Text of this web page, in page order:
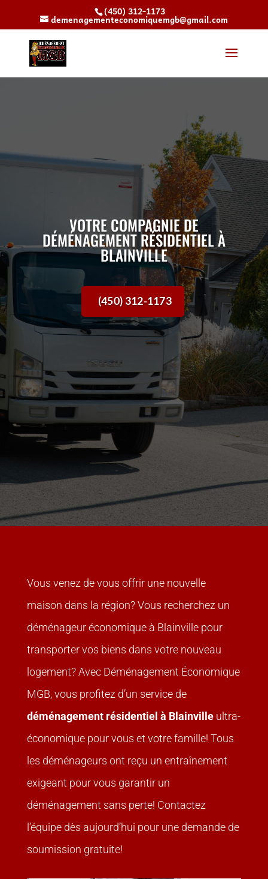
(450) 312-1173
demenagementeconomiquemgb@gmail.com
VOTRE COMPAGNIE DE
DÉMÉNAGEMENT RÉSIDENTIEL À
BLAINVILLE
(450) 312-1173
Vous venez de vous offrir une nouvelle
maison dans la région? Vous recherchez un
déménageur économique à Blainville pour
transporter vos biens dans votre nouveau
logement? Avec Déménagement Économique
MGB, vous profitez d’un service de
déménagement résidentiel à Blainvilleultra-
économique pour vous et votre famille! Tous
les déménageurs ont reçu un entraînement
exigeant pour vous garantir un
déménagement sans perte! Contactez
l’équipe dès aujourd’hui pour une demande de
soumission gratuite!